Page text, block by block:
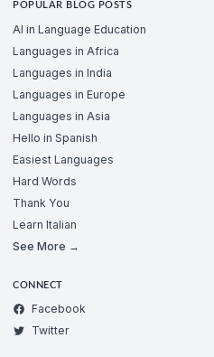
POPULAR BLOG POSTS
AI in Language Education
Languages in Africa
Languages in India
Languages in Europe
Languages in Asia
Hello in Spanish
Easiest Languages
Hard Words
Thank You
Learn Italian
See More →
CONNECT
Facebook
Twitter